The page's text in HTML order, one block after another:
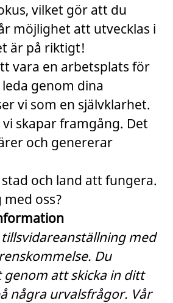
vilket gör att du
möjlighet att utvecklas i
är på riktigt!
vara en arbetsplats för
genom dina
vi som en självklarhet.
skapar framgång. Det
och genererar
och land att fungera.
med oss?
med
Du
genom att skicka in ditt
några urvalsfrågor. Vår